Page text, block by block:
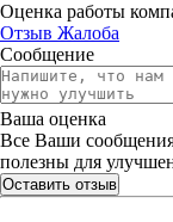
Оценка работы
Отзыв Жалоба
Сообщение
Ваша оценка
Все Ваши
полезны для
Оставить отзыв